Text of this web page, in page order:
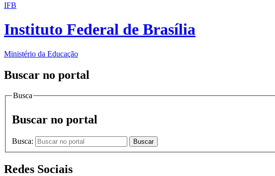
IFB
Instituto Federal de Brasília
Ministério da Educação
Buscar no portal
Busca
Buscar no portal
Busca: Buscar
Redes Sociais